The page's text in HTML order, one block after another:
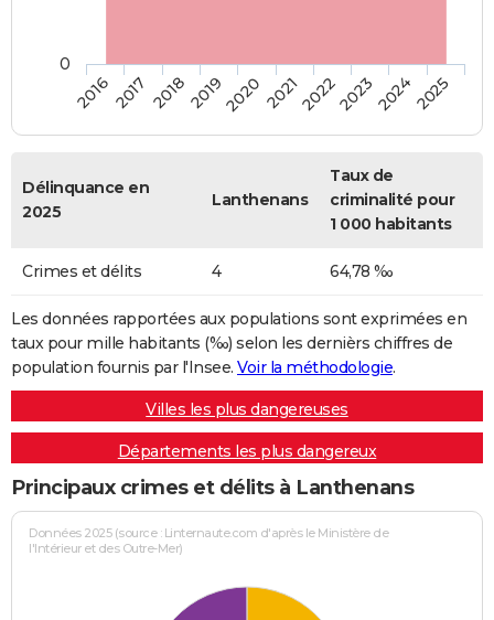
20162017 20182019202020212022202320242025
0
Délinquance en
2025
Lanthenans
Taux de
criminalité pour
1 000 habitants
Crimes et délits 4 64,78 ‰
Les données rapportées aux populations sont exprimées en
taux pour mille habitants (‰) selon les dernièrs chiffres de
population fournis par l'Insee. Voir la méthodologie.
Villes les plus dangereuses
Départements les plus dangereux
Principaux crimes et délits à Lanthenans
Données 2025 (source : Linternaute.com d'après le Ministère de
l'Intérieur et des Outre-Mer)